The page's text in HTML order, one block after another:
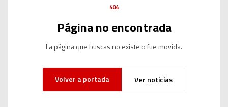
404
Página no encontrada
La página que buscas no existe o fue movida.
Volver a portada Ver noticias